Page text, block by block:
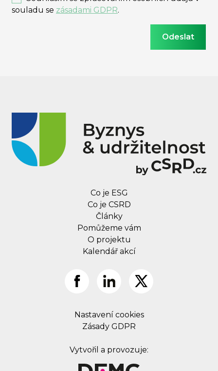
souladu se zásadami GDPR.
Co je ESG
Co je CSRD
Články
Pomůžeme vám
O projektu
Kalendář akcí
Nastavení cookies
Zásady GDPR
Vytvořil a provozuje: